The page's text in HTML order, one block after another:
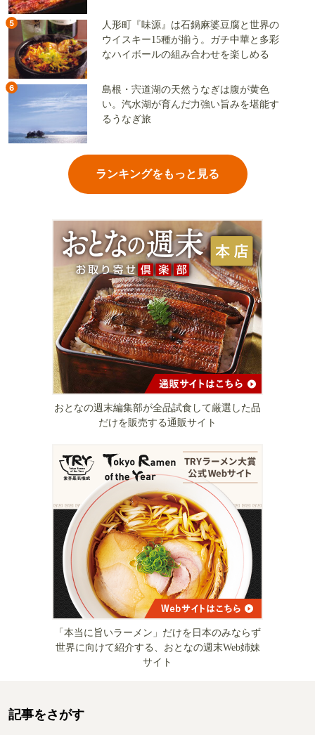
5
人形町『味源』は石鍋麻婆豆腐と世界の
ウイスキー15種が揃う。ガチ中華と多彩
なハイボールの組み合わせを楽しめる
6
島根・宍道湖の天然うなぎは腹が黄色
い。汽水湖が育んだ力強い旨みを堪能す
るうなぎ旅
ランキングをもっと見る
おとなの週末編集部が全品試食して厳選した品
だけを販売する通販サイト
「本当に旨いラーメン」だけを日本のみならず
世界に向けて紹介する、おとなの週末Web姉妹
サイト
記事をさがす